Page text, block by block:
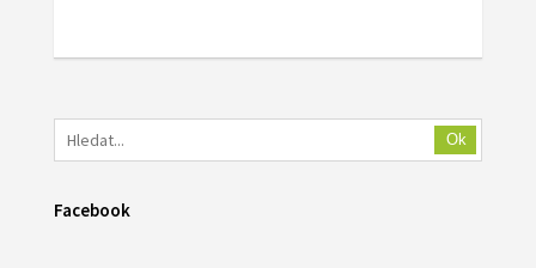
Ok
Facebook